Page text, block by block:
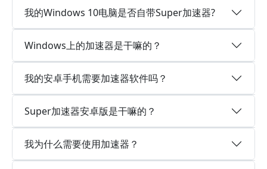
我的Windows 10电脑是否自带Super加速器?
Windows上的加速器是干嘛的？
我的安卓手机需要加速器软件吗？
Super加速器安卓版是干嘛的？
我为什么需要使用加速器？